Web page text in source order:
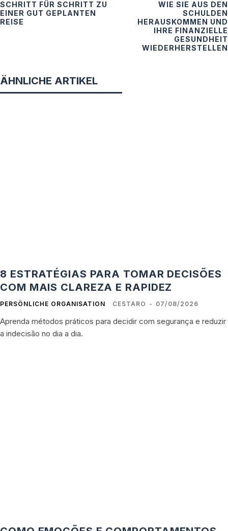
SCHRITT FÜR SCHRITT ZU
EINER GUT GEPLANTEN
REISE
WIE SIE AUS DEN
SCHULDEN
HERAUSKOMMEN UND
IHRE FINANZIELLE
GESUNDHEIT
WIEDERHERSTELLEN
ÄHNLICHE ARTIKEL
8 ESTRATÉGIAS PARA TOMAR DECISÕES
COM MAIS CLAREZA E RAPIDEZ
PERSÖNLICHE ORGANISATION CESTARO - 07/08/2026
Aprenda métodos práticos para decidir com segurança e reduzir
a indecisão no dia a dia.